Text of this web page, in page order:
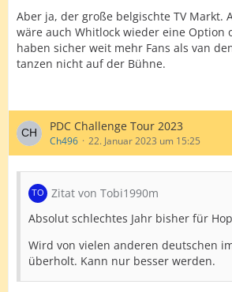
Aber ja, der große belgischte TV Markt.
wäre auch Whitlock wieder eine Option
haben sicher weit mehr Fans als van
tanzen nicht auf der Bühne.
PDC Challenge Tour 2023
Ch496 22. Januar 2023 um 15:25
Zitat von Tobi1990m
Absolut schlechtes Jahr bisher für
Wird von vielen anderen deutschen
überholt. Kann nur besser werden.